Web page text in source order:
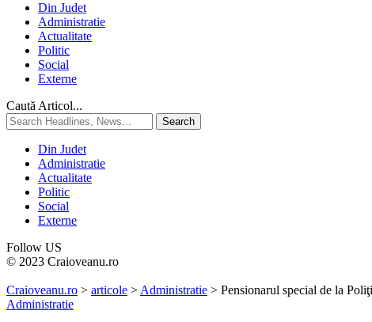
Din Judet
Administratie
Actualitate
Politic
Social
Externe
Caută Articol...
Din Judet
Administratie
Actualitate
Politic
Social
Externe
Follow US
© 2023 Craioveanu.ro
Craioveanu.ro > articole > Administratie > Pensionarul special de la
Administratie